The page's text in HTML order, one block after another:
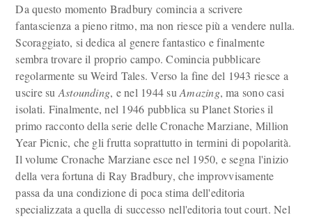
Da questo momento Bradbury comincia a scrivere
fantascienza a pieno ritmo, ma non riesce più a vendere nulla.
Scoraggiato, si dedica al genere fantastico e finalmente
sembra trovare il proprio campo. Comincia pubblicare
regolarmente su Weird Tales. Verso la fine del 1943 riesce a
uscire su Astounding, e nel 1944 suAmazing, ma sono casi
isolati. Finalmente, nel 1946 pubblica su Planet Stories il
primo racconto della serie delle Cronache Marziane, Million
Year Picnic, che gli frutta soprattutto in termini di popolarità.
Il volume Cronache Marziane esce nel 1950, e segna l'inizio
della vera fortuna di Ray Bradbury, che improvvisamente
passa da una condizione di poca stima dell'editoria
specializzata a quella di successo nell'editoria tout court. Nel